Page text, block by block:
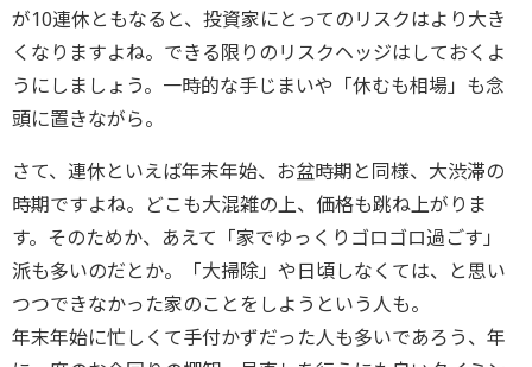
が10連休ともなると、投資家にとってのリスクはより大き
くなりますよね。できる限りのリスクヘッジはしておくよ
うにしましょう。一時的な手じまいや「休むも相場」も念
頭に置きながら。
さて、連休といえば年末年始、お盆時期と同様、大渋滞の
時期ですよね。どこも大混雑の上、価格も跳ね上がりま
す。そのためか、あえて「家でゆっくりゴロゴロ過ごす」
派も多いのだとか。「大掃除」や日頃しなくては、と思い
つつできなかった家のことをしようという人も。
年末年始に忙しくて手付かずだった人も多いであろう、年